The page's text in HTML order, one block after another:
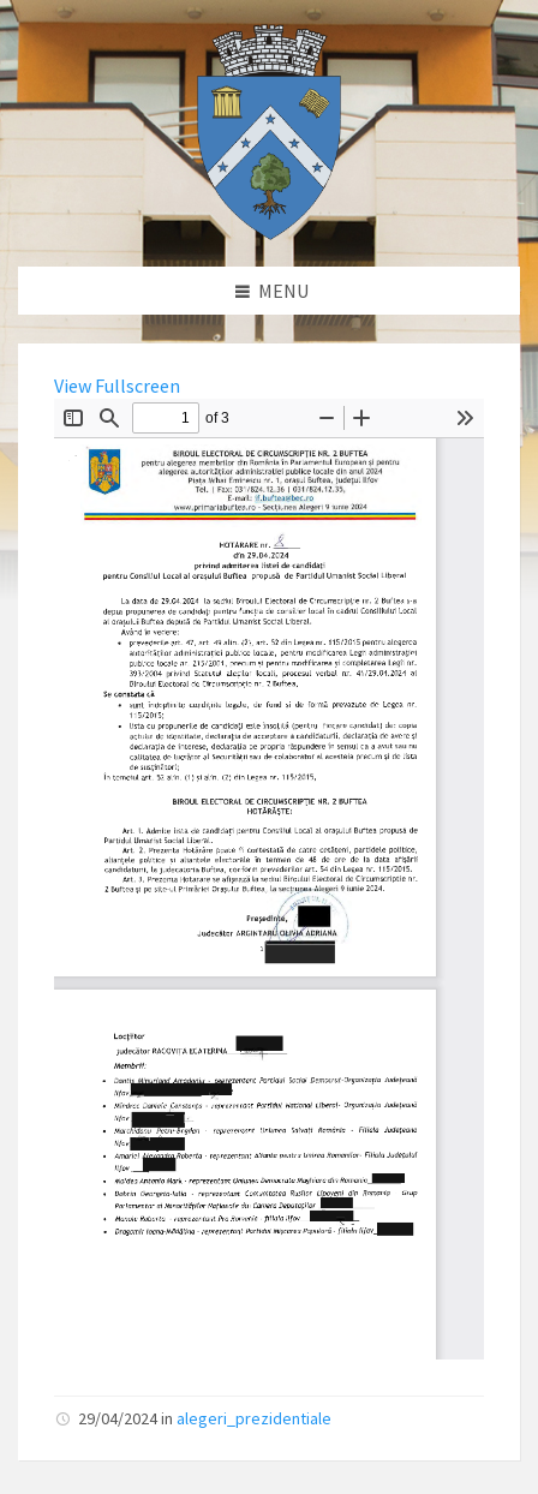
MENU
View Fullscreen
29/04/2024 in alegeri_prezidentiale